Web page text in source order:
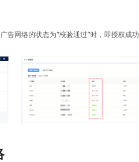
告网络的状态为“校验通过”时，即授权成功